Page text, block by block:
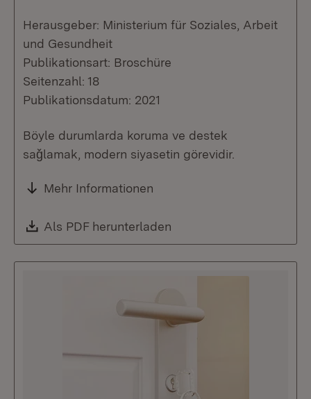
Herausgeber: Ministerium für Soziales, Arbeit
und Gesundheit
Publikationsart: Broschüre
Seitenzahl: 18
Publikationsdatum: 2021
Böyle durumlarda koruma ve destek
saǧlamak, modern siyasetin görevidir.
Mehr Informationen
Download:
Als PDF herunterladen